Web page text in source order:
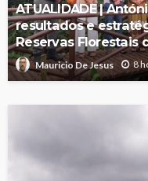
ATUALIDADE |
resultados e
Reservas Florestais
Mauricio De Jesus 8